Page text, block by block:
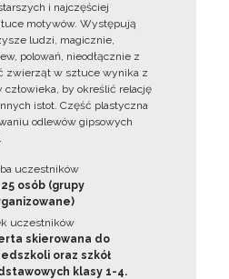
i najczęściej
motywów. Występują
ludzi, magicznie,
polowań, nieodłącznie z
zwierząt w sztuce wynika z
by określić relację
istot. Część plastyczna
odlewów gipsowych
uczestników
osób (grupy
uczestników
skierowana do
oraz szkół
klasy 1-4.